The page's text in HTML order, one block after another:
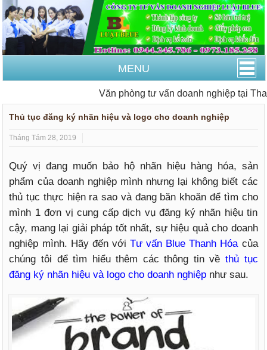
MENU
Văn phòng tư vấn doanh nghiệp tại Thanh
Thủ tục đăng ký nhãn hiệu và logo cho doanh nghiệp
Tháng Tám 28, 2019
Quý vị đang muốn bảo hộ nhãn hiệu hàng hóa, sản
phẩm của doanh nghiệp mình nhưng lại không biết các
thủ tục thực hiện ra sao và đang băn khoăn để tìm cho
mình 1 đơn vị cung cấp dịch vụ đăng ký nhãn hiệu tin
cậy, mang lại giải pháp tốt nhất, sự hiệu quả cho doanh
nghiệp mình. Hãy đến với Tư vấn Blue Thanh Hóacủa
chúng tôi để tìm hiểu thêm các thông tin về thủ tục
đăng ký nhãn hiệu và logo cho doanh nghiệp như sau.